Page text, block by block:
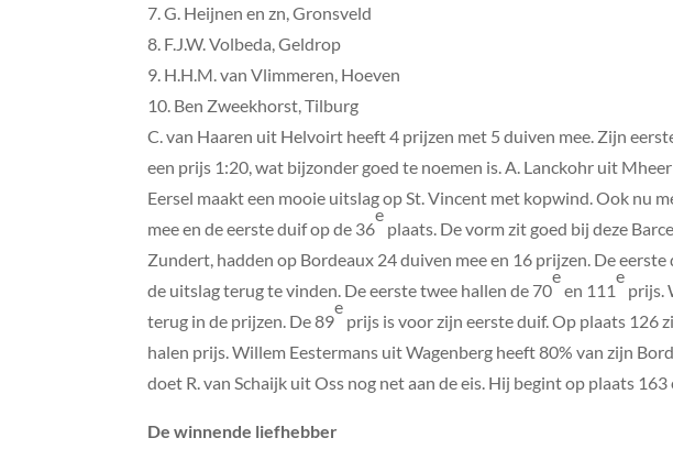
7. G. Heijnen en zn, Gronsveld
8. F.J.W. Volbeda, Geldrop
9. H.H.M. van Vlimmeren, Hoeven
10. Ben Zweekhorst, Tilburg
C. van Haaren uit Helvoirt heeft 4 prijzen met 5 duiven mee. Zijn
een prijs 1:20, wat bijzonder goed te noemen is. A. Lanckohr uit
Eersel maakt een mooie uitslag op St. Vincent met kopwind. Ook nu
mee en de eerste duif op de 36
e
plaats. De vorm zit goed bij deze
Zundert, hadden op Bordeaux 24 duiven mee en 16 prijzen. De
de uitslag terug te vinden. De eerste twee hallen de 70
e
en 111
e
prijs.
terug in de prijzen. De 89
e
prijs is voor zijn eerste duif. Op plaats 126
halen prijs. Willem Eestermans uit Wagenberg heeft 80% van zijn
doet R. van Schaijk uit Oss nog net aan de eis. Hij begint op plaats
De winnende liefhebber